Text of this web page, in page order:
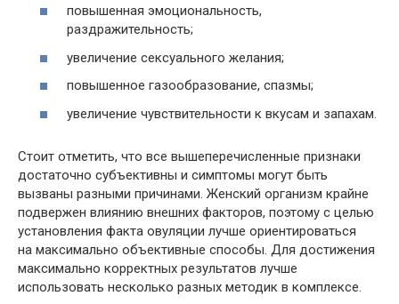
повышенная эмоциональность,
раздражительность;
увеличение сексуального желания;
повышенное газообразование, спазмы;
увеличение чувствительности к вкусам и запахам.
Стоит отметить, что все вышеперечисленные признаки
достаточно субъективны и симптомы могут быть
вызваны разными причинами. Женский организм крайне
подвержен влиянию внешних факторов, поэтому с целью
установления факта овуляции лучше ориентироваться
на максимально объективные способы. Для достижения
максимально корректных результатов лучше
использовать несколько разных методик в комплексе.